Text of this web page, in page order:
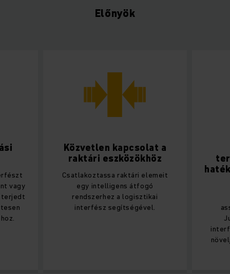
Előnyök
Közvetlen kapcsolat a
raktári eszközökhöz
Csatlakoztassa raktári elemeit
egy intelligens átfogó
rendszerhez a logisztikai
interfész segítségével.
vagy